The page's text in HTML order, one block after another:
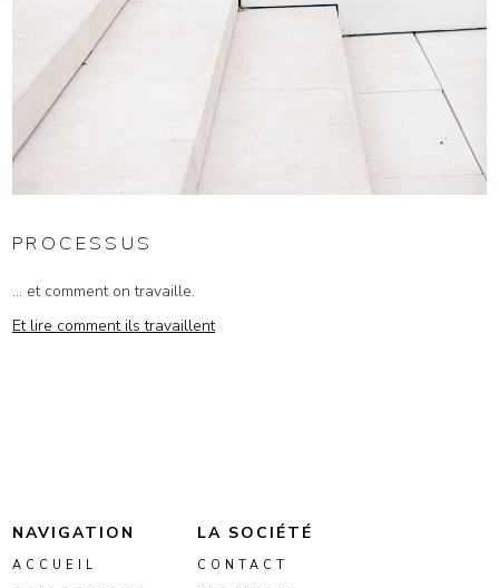
PROCESSUS
... et comment on travaille.
Et lire comment ils travaillent
NAVIGATION
ACCUEIL
LA SOCIÉTÉ
CONTACT